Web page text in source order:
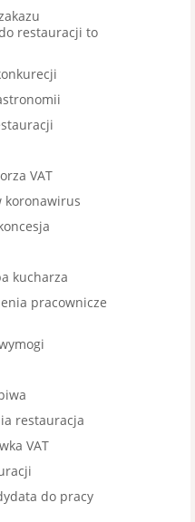
restauracji to
VAT
koronawirus
kucharza
pracownicze
restauracja
VAT
do pracy